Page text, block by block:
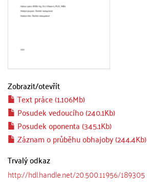
Zobrazit/otevřít
Text práce (1.106Mb)
Posudek vedoucího (240.1Kb)
Posudek oponenta (345.1Kb)
Záznam o průběhu obhajoby (244.4Kb)
Trvalý odkaz
http://hdl.handle.net/20.500.11956/189305